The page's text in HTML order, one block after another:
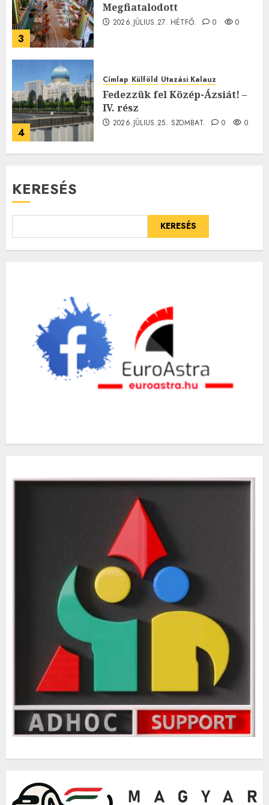
3
Megfiatalodott
2026.JÚLIUS.27. HÉTFŐ. 0 0
4
Címlap Külföld Utazási Kalauz
Fedezzük fel Közép-Ázsiát! –
IV. rész
2026.JÚLIUS.25. SZOMBAT. 0 0
KERESÉS
KERESÉS